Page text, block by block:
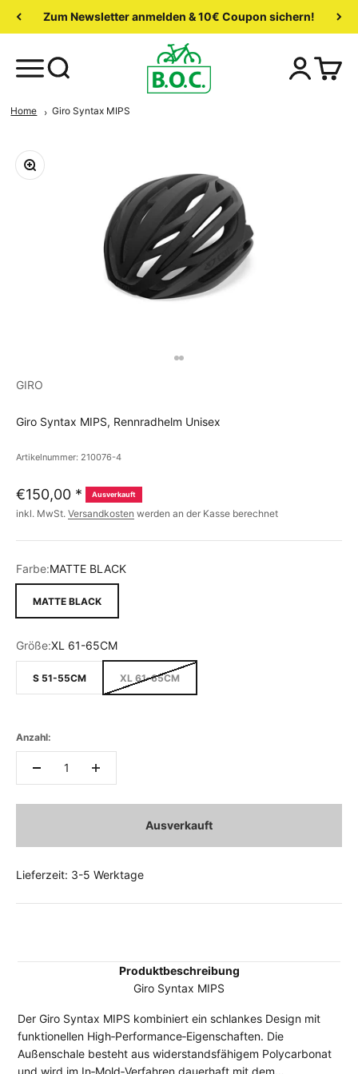
Zum Newsletter anmelden & 10€ Coupon sichern!
Home Giro Syntax MIPS
GIRO
Giro Syntax MIPS, Rennradhelm Unisex
Artikelnummer: 210076-4
€150,00 * Ausverkauft
inkl. MwSt. Versandkosten werden an der Kasse berechnet
Farbe:MATTE BLACK
MATTE BLACK
Größe:XL 61-65CM
S 51-55CM XL 61-65CM
Anzahl:
Ausverkauft
Lieferzeit: 3-5 Werktage
Produktbeschreibung
Giro Syntax MIPS
Der Giro Syntax MIPS kombiniert ein schlankes Design mit
funktionellen High‑Performance‑Eigenschaften. Die
Außenschale besteht aus widerstandsfähigem Polycarbonat